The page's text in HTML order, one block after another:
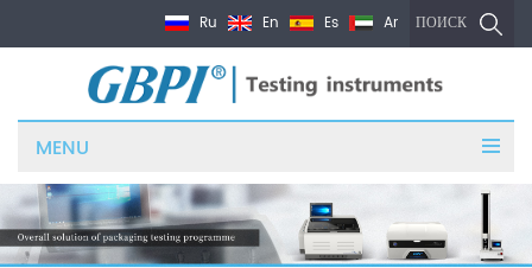
ПОИСК
Ru En Es Ar
MENU